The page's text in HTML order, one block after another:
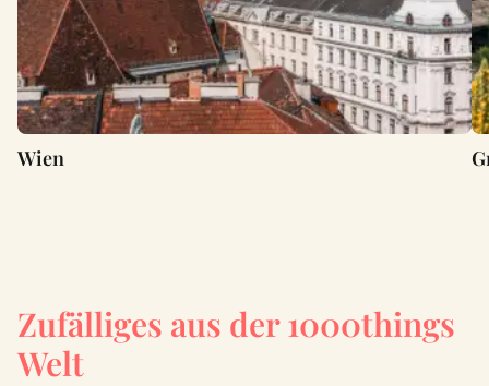
Wien
Zufälliges aus der 1000things
Welt